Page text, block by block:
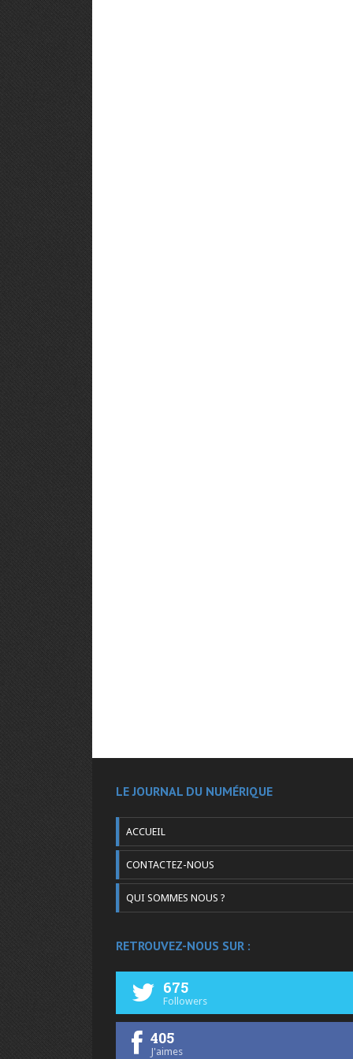
LE JOURNAL DU NUMÉRIQUE
ACCUEIL
CONTACTEZ-NOUS
QUI SOMMES NOUS ?
RETROUVEZ-NOUS SUR :
675
Followers
405
J'aimes